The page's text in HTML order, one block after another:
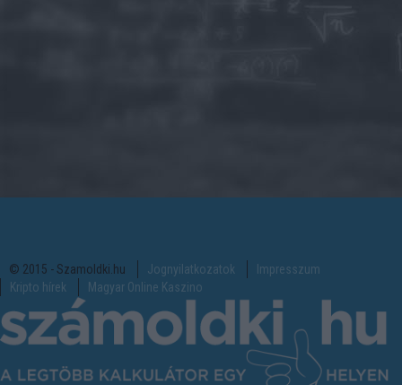
© 2015 - Szamoldki.hu Jognyilatkozatok
Impresszum
Kripto hírek
Magyar Online Kaszino